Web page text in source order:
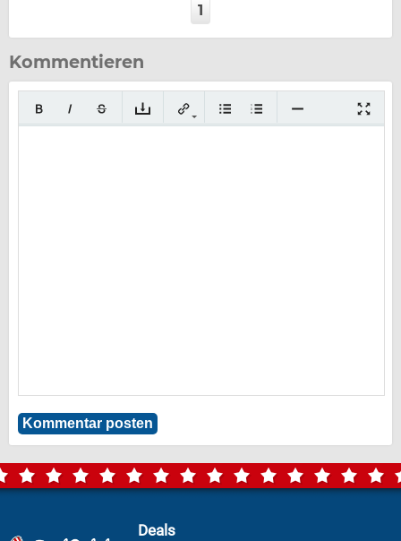
1
Kommentieren
Deals